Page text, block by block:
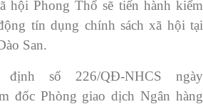
hội Phong Thổ sẽ tiến hành kiểm
tín dụng chính sách xã hội tại
San.
định số 226/QĐ-NHCS ngày
đốc Phòng giao dịch Ngân hàng